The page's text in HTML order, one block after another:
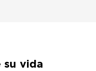
vida